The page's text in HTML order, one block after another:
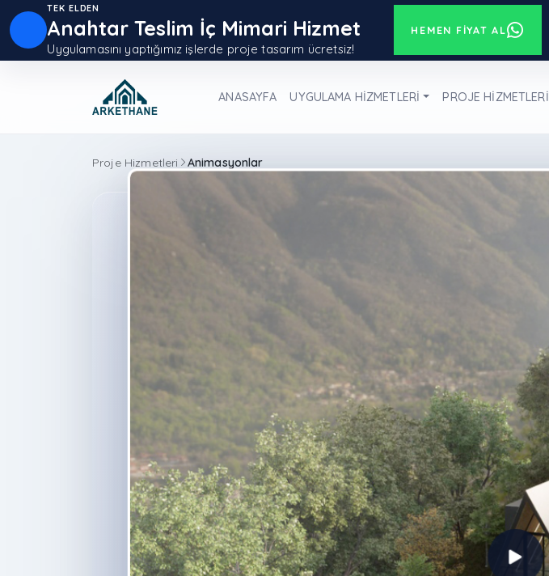
TEK ELDEN
Anahtar Teslim İç Mimari Hizmet
Uygulamasını yaptığımız işlerde proje tasarım ücretsiz!
HEMEN FIYAT AL
ANASAYFA UYGULAMA HİZMETLERİ PROJE HİZMETLERİ
Proje Hizmetleri Animasyonlar